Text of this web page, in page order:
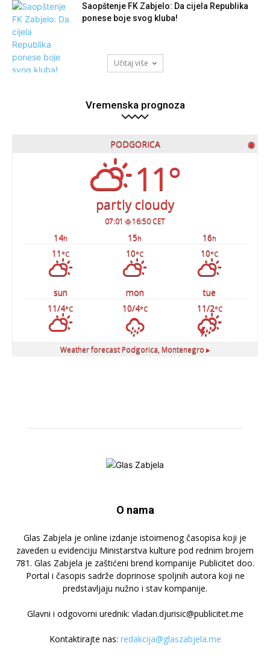
Saopštenje FK Zabjelo: Da cijela Republika
ponese boje svog kluba!
Učitaj više
Vremenska prognoza
PODGORICA ◉
11°
partly cloudy
07:01 16:50 CET
14h 15h 16h
11 °C 10°C 10°C
sun mon
tue
11/4°C 10/4°C 11/2°C
Weather forecast Podgorica, Montenegro ▸
O nama
Glas Zabjela je online izdanje istoimenog časopisa koji je
zaveden u evidenciju Ministarstva kulture pod rednim brojem
781. Glas Zabjela je zaštićeni brend kompanije Publicitet doo.
Portal i časopis sadrže doprinose spoljnih autora koji ne
predstavljaju nužno i stav kompanije.
Glavni i odgovorni urednik: vladan.djurisic@publicitet.me
Kontaktirajte nas: redakcija@glaszabjela.me